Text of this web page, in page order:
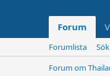
Forum
Forumlista
Forum om